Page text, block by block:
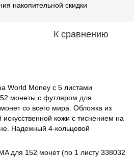
накопительной скидки
К сравнению
World Money с 5 листами
монеты с футляром для
со всего мира. Обложка из
кожи с тиснением на
Надежный 4-кольцевой
для 152 монет (по 1 листу 338032